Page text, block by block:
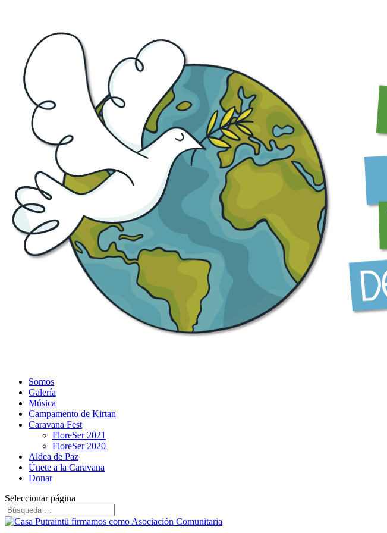
Somos
Galería
Música
Campamento de Kirtan
Caravana Fest
FloreSer 2021
FloreSer 2020
Aldea de Paz
Únete a la Caravana
Donar
Seleccionar página